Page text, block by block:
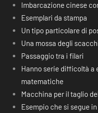
Imbarcazione cinese
Esemplari da stampa
Un tipo particolare di
Una mossa degli
Passaggio tra i filari
Hanno serie difficoltà a
matematiche
Macchina per il taglio
Esempio che si segue